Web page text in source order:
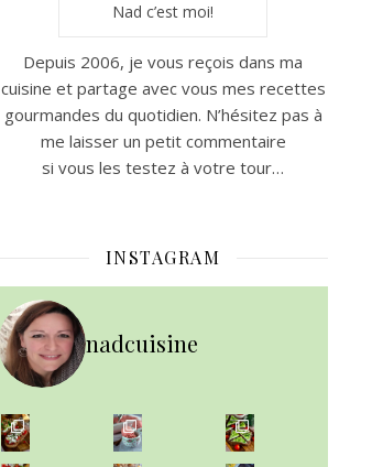
Nad c’est moi!
Depuis 2006, je vous reçois dans ma
cuisine et partage avec vous mes recettes
gourmandes du quotidien. N’hésitez pas à
me laisser un petit commentaire
si vous les testez à votre tour…
INSTAGRAM
nadcuisine
~ NICE CREAM À LA FRAISE ~
Presque un mois que